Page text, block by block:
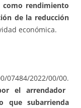
como rendimiento
de la reducción
económica.
07484/2022/00/00.
el arrendador
que subarrienda